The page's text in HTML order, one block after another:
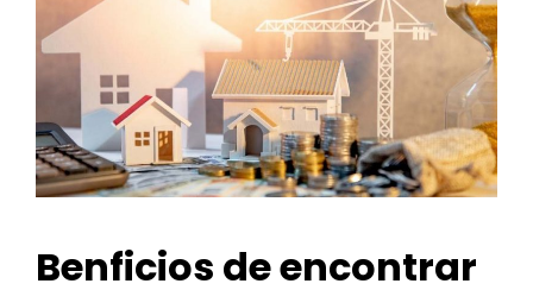
Benficios de encontrar